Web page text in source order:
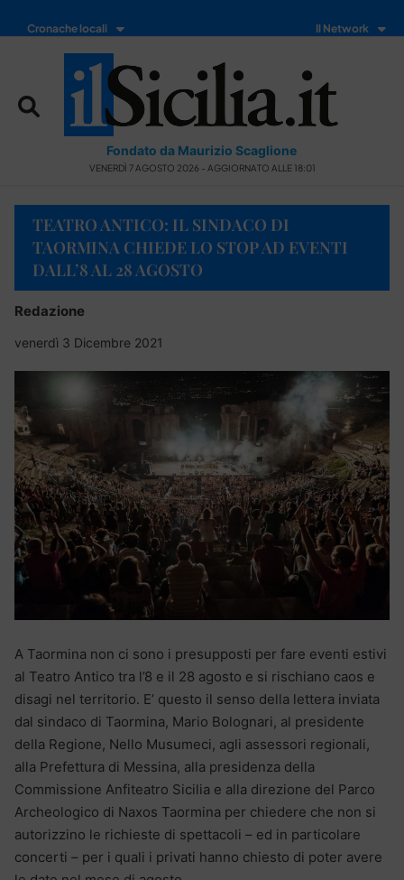
Cronache locali Il Network
Fondato da Maurizio Scaglione
VENERDÌ 7 AGOSTO 2026 - AGGIORNATO ALLE 18:01
TEATRO ANTICO: IL SINDACO DI
TAORMINA CHIEDE LO STOP AD EVENTI
DALL’8 AL 28 AGOSTO
Redazione
venerdì 3 Dicembre 2021
A Taormina non ci sono i presupposti per fare eventi estivi
al Teatro Antico tra l’8 e il 28 agosto e si rischiano caos e
disagi nel territorio. E’ questo il senso della lettera inviata
dal sindaco di Taormina, Mario Bolognari, al presidente
della Regione, Nello Musumeci, agli assessori regionali,
alla Prefettura di Messina, alla presidenza della
Commissione Anfiteatro Sicilia e alla direzione del Parco
Archeologico di Naxos Taormina per chiedere che non si
autorizzino le richieste di spettacoli – ed in particolare
concerti – per i quali i privati hanno chiesto di poter avere